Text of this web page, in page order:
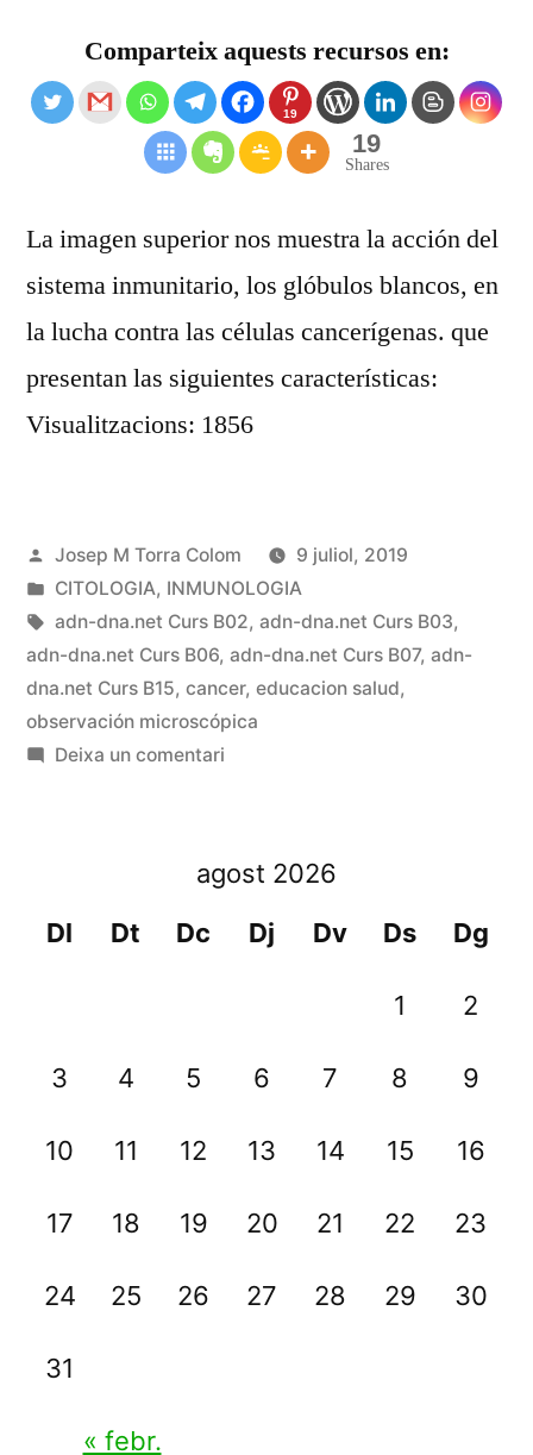
Comparteix aquests recursos en:
19
19
Shares
La imagen superior nos muestra la acción del
sistema inmunitario, los glóbulos blancos, en
la lucha contra las células cancerígenas. que
presentan las siguientes características:
Visualitzacions: 1856
Publicat
per
Josep M Torra Colom
9 juliol, 2019
Publicat
en
CITOLOGIA, INMUNOLOGIA
Etiquetes:
adn-dna.net Curs B02, adn-dna.net Curs B03,
adn-dna.net Curs B06, adn-dna.net Curs B07, adn-
dna.net Curs B15, cancer, educacion salud,
observación microscópica
Deixa un comentaria
Glóbulo
blanco
atacando
cancerígena
agost 2026
Dl
Dt Dc Dj Dv Ds Dg
1 2
3 4 5 6 7 8 9
10 11 12 13 14 15 16
17 18 19 20 21 22 23
24 25 26 27 28 29 30
31
« febr.